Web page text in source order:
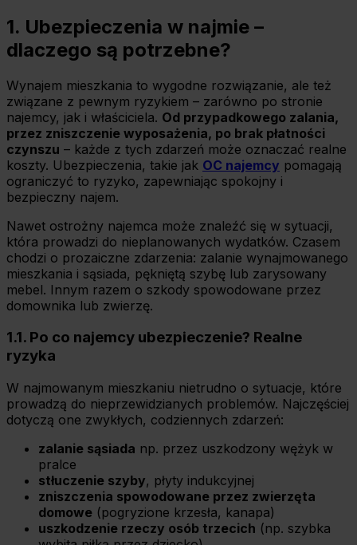
1. Ubezpieczenia w najmie –
dlaczego są potrzebne?
Wynajem mieszkania to wygodne rozwiązanie, ale też
związane z pewnym ryzykiem – zarówno po stronie
najemcy, jak i właściciela. Od przypadkowego zalania,
przez zniszczenie wyposażenia, po brak płatności
czynszu – każde z tych zdarzeń może oznaczać realne
koszty. Ubezpieczenia, takie jak OC najemcy pomagają
ograniczyć to ryzyko, zapewniając spokojny i
bezpieczny najem.
Nawet ostrożny najemca może znaleźć się w sytuacji,
która prowadzi do nieplanowanych wydatków. Czasem
chodzi o prozaiczne zdarzenia: zalanie wynajmowanego
mieszkania i sąsiada, pękniętą szybę lub zarysowany
mebel. Innym razem o szkody spowodowane przez
domownika lub zwierzę.
1.1. Po co najemcy ubezpieczenie? Realne
ryzyka
W najmowanym mieszkaniu nietrudno o sytuacje, które
prowadzą do nieprzewidzianych problemów. Najczęściej
dotyczą one zwykłych, codziennych zdarzeń:
zalanie sąsiada np. przez uszkodzony wężyk w
pralce
stłuczenie szyby, płyty indukcyjnej
zniszczenia spowodowane przez zwierzęta
domowe (pogryzione krzesła, kanapa)
uszkodzenie rzeczy osób trzecich (np. szybka